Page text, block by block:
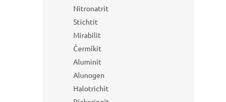
Nitronatrit
Stichtit
Mirabilit
Čermíkit
Aluminit
Alunogen
Halotrichit